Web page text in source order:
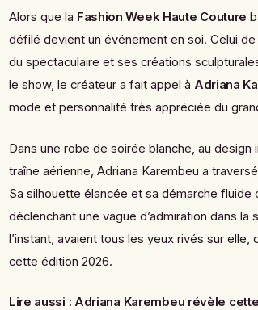
Alors que la Fashion Week Haute Couture
défilé devient un événement en soi. Celui de
du spectaculaire et ses créations
le show, le créateur a fait appel à Adriana
mode et personnalité très appréciée du
Dans une robe de soirée blanche, au design
traîne aérienne, Adriana Karembeu a
Sa silhouette élancée et sa démarche fluide
déclenchant une vague d’admiration dans
l’instant, avaient tous les yeux rivés sur
cette édition 2026.
Lire aussi : Adriana Karembeu révèle